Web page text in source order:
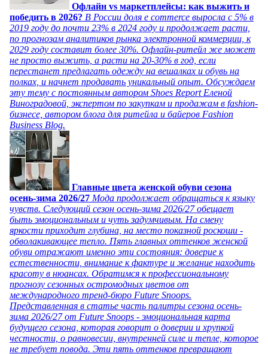
Офлайн vs маркетплейсы: как выжить и
победить в 2026? В России доля e commerce выросла с 5% в
2019 году до почти 23% в 2024 году и продолжает расти,
по прогнозам аналитиков рынка электронной коммерции, к
2029 году составит более 30%. Офлайн-ритейл же может
не просто выжить, а расти на 20-30% в год, если
перестанет предлагать одежду на вешалках и обувь на
полках, и начнет продавать уникальный опыт. Обсуждаем
эту тему с постоянным автором Shoes Report Еленой
Виноградовой, экспертом по закупкам и продажам в fashion-
бизнесе, автором блога для ритейла и байеров Fashion
Business Blog.
Главные цвета женской обуви сезона
осень-зима 2026/27 Мода продолжает обращаться к языку
чувств. Следующий сезон осень-зима 2026/27 обещает
быть эмоциональным и чуть задумчивым. На смену
яркости приходит глубина, на место показной роскоши -
обволакивающее тепло. Пять главных оттенков женской
обуви отражают именно эти состояния: доверие к
естественности, внимание к фактуре и желание находить
красоту в нюансах. Обратимся к профессиональному
прогнозу сезонных остромодных цветов от
международного тренд-бюро Future Snoops.
Представленная в статье часть палитры сезона осень-
зима 2026/27 от Future Snoops - эмоциональная карта
будущего сезона, которая говорит о доверии и хрупкой
честности, о равновесии, внутренней силе и тепле, которое
не требует повода. Эти пять оттенков превращают